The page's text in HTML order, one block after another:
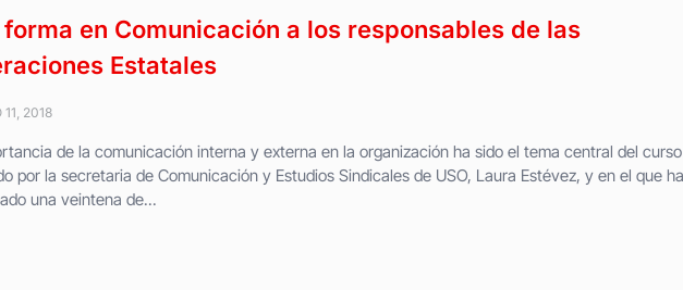
forma en Comunicación a los responsables de las
Estatales
11, 2018
de la comunicación interna y externa en la organización ha sido el tema central del curso
por la secretaria de Comunicación y Estudios Sindicales de USO, Laura Estévez, y en el que
una veintena de...